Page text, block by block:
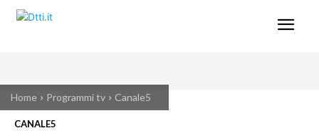
Home Programmi tv Canale5
CANALE5